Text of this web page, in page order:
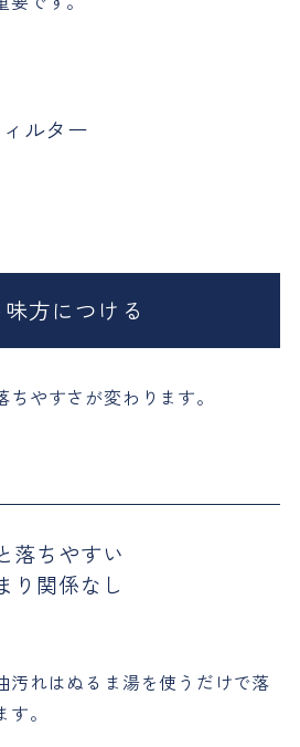
ルター
方につける
やすさが変わります。
落ちやすい
関係なし
汚れはぬるま湯を使うだけで落
。